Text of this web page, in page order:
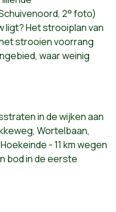
2° foto)
ligt? Het strooiplan van
strooien voorrang
waar weinig
in de wijken aan
Wortelbaan,
- 11 km wegen
bod in de eerste